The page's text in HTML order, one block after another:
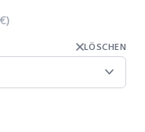
)
LÖSCHEN